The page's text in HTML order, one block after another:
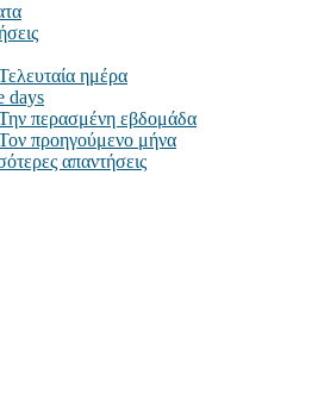
ημέρα
days
περασμένη εβδομάδα
προηγούμενο μήνα
απαντήσεις